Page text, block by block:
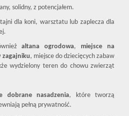
solidny, z potencjałem.
dla koni, warsztatu lub zaplecza dla
altana ogrodowa, miejsce na
zagajniku, miejsce do dziecięcych zabaw
wydzielony teren do chowu zwierząt
dobrane nasadzenia, które tworzą
pełną prywatność.